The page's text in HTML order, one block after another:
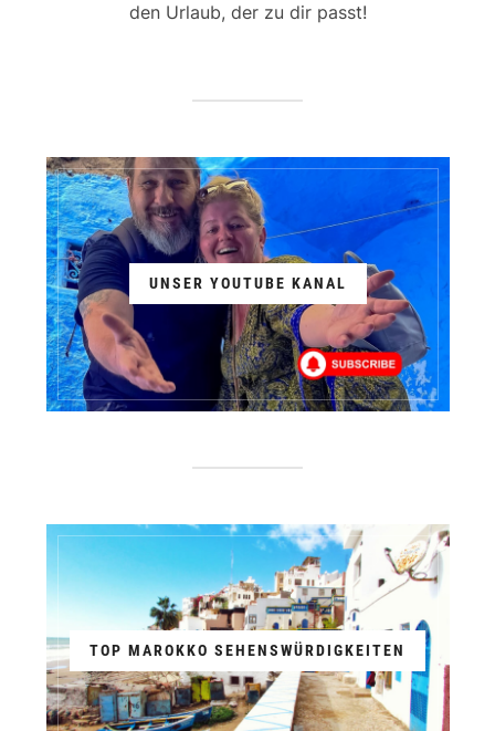
den Urlaub, der zu dir passt!
UNSER YOUTUBE KANAL
TOP MAROKKO SEHENSWÜRDIGKEITEN